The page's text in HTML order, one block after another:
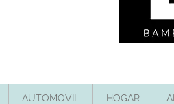
AUTOMOVIL HOGAR